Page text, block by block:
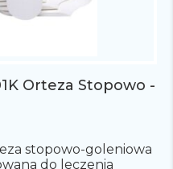
Orteza Stopowo -
stopowo-goleniowa
do leczenia